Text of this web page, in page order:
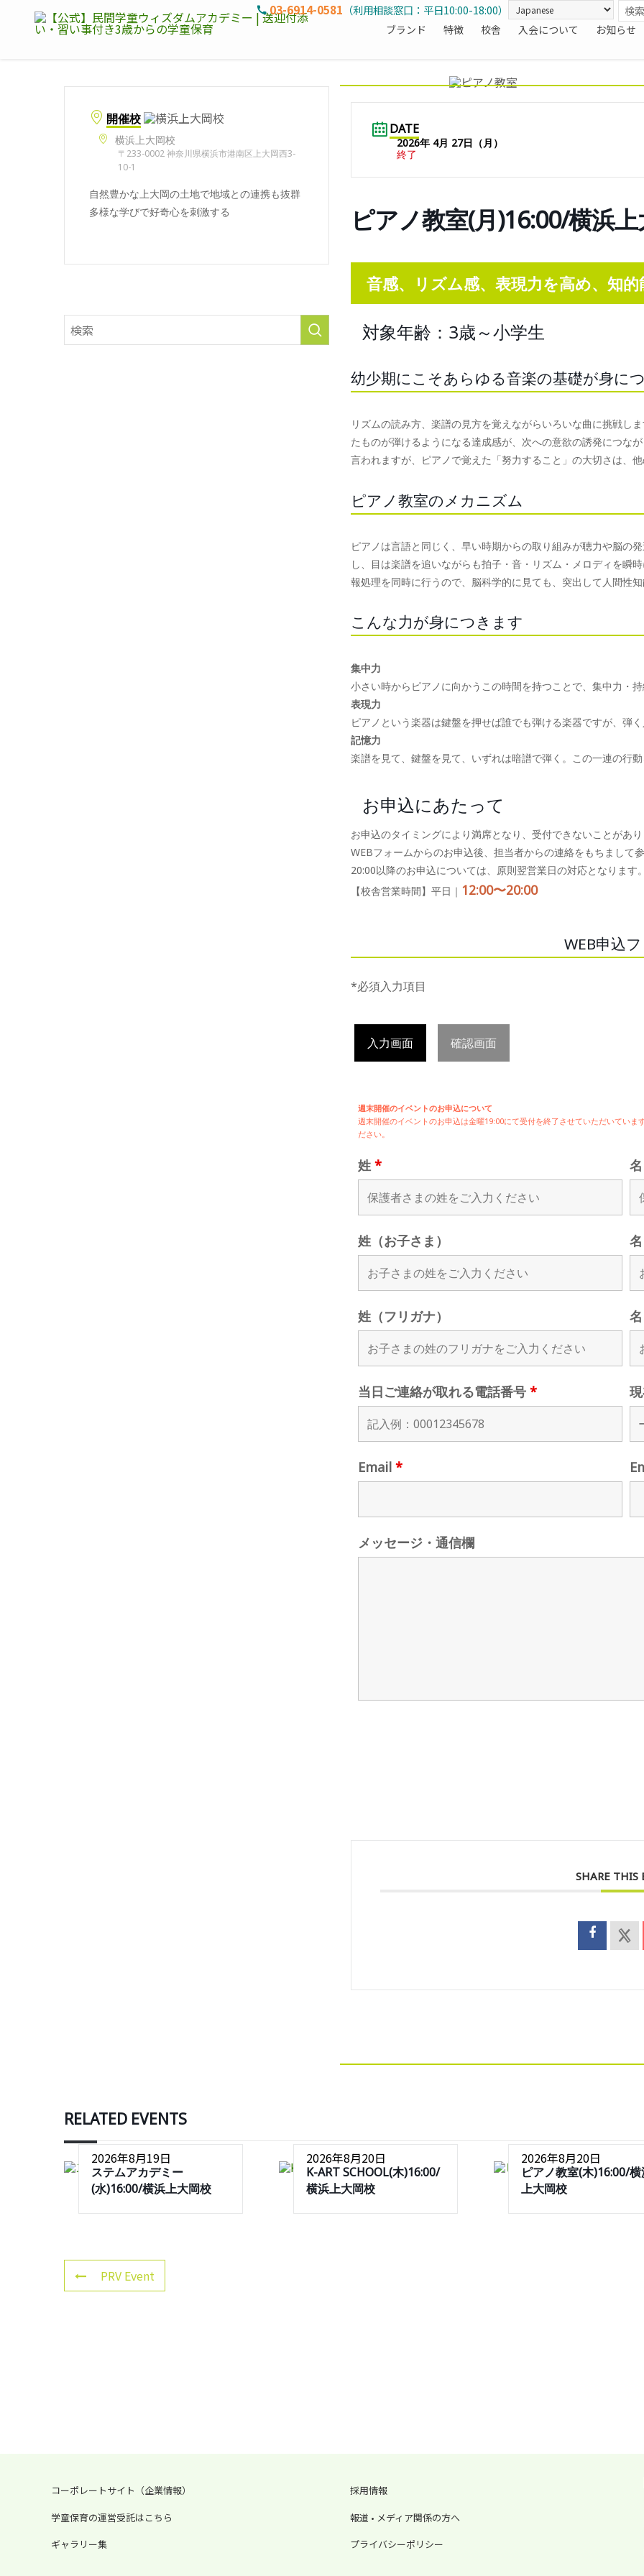
ブランド 特徴 校舎 入会について お知らせ
03-6914-0581 （利用相談窓口：平日10:00-18:00）
開催校
横浜上大岡校
〒233-0002 神奈川県横浜市港南区上大岡西3-
10-1
自然豊かな上大岡の土地で地域との連携も抜群
多様な学びで好奇心を刺激する
DATE
2026年 4月 27日（月）
終了
ピアノ教室(月)16:00/横浜
音感、リズム感、表現力を高め、知
対象年齢：3歳～小学生
幼少期にこそあらゆる音楽の基礎が身につ
リズムの読み方、楽譜の見方を覚えながらいろいな曲に挑戦し
たものが弾けるようになる達成感が、次への意欲の誘発につな
言われますが、ピアノで覚えた「努力すること」の大切さは、
ピアノ教室のメカニズム
ピアノは言語と同じく、早い時期からの取り組みが聴力や脳の
し、目は楽譜を追いながらも拍子・音・リズム・メロディを瞬
報処理を同時に行うので、脳科学的に見ても、突出して人間性
こんな力が身につきます
集中力
小さい時からピアノに向かうこの時間を持つことで、集中力・持
表現力
ピアノという楽器は鍵盤を押せば誰でも弾ける楽器ですが、弾
記憶力
楽譜を見て、鍵盤を見て、いずれは暗譜で弾く。この一連の行
お申込にあたって
お申込のタイミングにより満席となり、受付できないことがあ
WEBフォームからのお申込後、担当者からの連絡をもちまして参
20:00以降のお申込については、原則翌営業日の対応となります。
【校舎営業時間】平日｜ 12:00〜20:00
WEB申込
*必須入力項目
入力画面 確認画面
週末開催のイベントのお申込について
週末開催のイベントのお申込は金曜19:00にて受付を終了させていただいていま
ださい。
姓 *
姓（お子さま）
姓（フリガナ）
当日ご連絡が取れる電話番号 *
Email *
メッセージ・通信欄
SHARE THIS
RELATED EVENTS
2026年8月19日
ステムアカデミー
(水)16:00/横浜上大岡校
2026年8月20日
K-ART SCHOOL(木)16:00/
横浜上大岡校
2026年8月20日
ピアノ教室(木)16:00/
上大岡校
PRV Event
コーポレートサイト（企業情報）
学童保育の運営受託はこちら
ギャラリー集
採用情報
報道 • メディア関係の方へ
プライバシーポリシー